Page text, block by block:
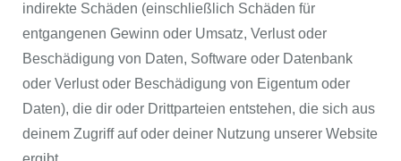
indirekte Schäden (einschließlich Schäden für
entgangenen Gewinn oder Umsatz, Verlust oder
Beschädigung von Daten, Software oder Datenbank
oder Verlust oder Beschädigung von Eigentum oder
Daten), die dir oder Drittparteien entstehen, die sich aus
deinem Zugriff auf oder deiner Nutzung unserer Website